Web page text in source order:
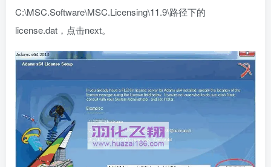
C:\MSC.Software\MSC.Licensing\11.9\路径下的
license.dat，点击next。